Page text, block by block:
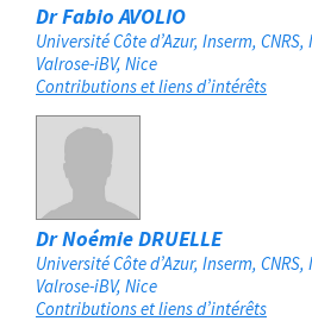
Dr Fabio AVOLIO
Université Côte d’Azur, Inserm,
Valrose-iBV Nice
Contributions et liens d’intérêts
Dr Noémie DRUELLE
Université Côte d’Azur, Inserm,
Valrose-iBV Nice
Contributions et liens d’intérêts